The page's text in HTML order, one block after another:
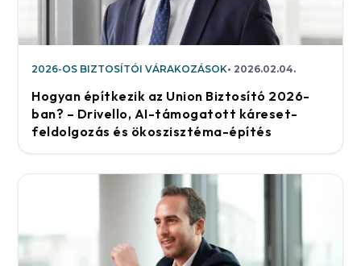
2026-OS BIZTOSÍTÓI VÁRAKOZÁSOK 2026.02.04.
Hogyan építkezik az Union Biztosító 2026-
ban? – Drivello, AI-támogatott káreset-
feldolgozás és ökoszisztéma-építés